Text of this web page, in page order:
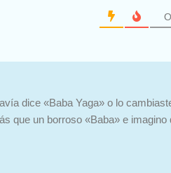
dice «Baba Yaga» o lo
que un borroso «Baba» e imagino